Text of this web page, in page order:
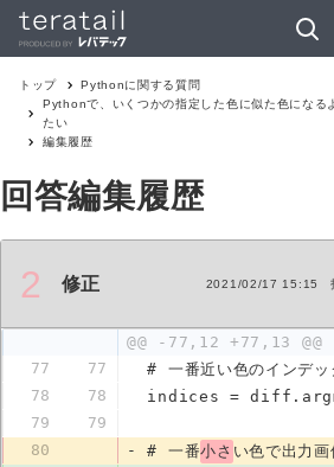
トップ Pythonに関する質問
Pythonで、いくつかの指定した色に似た色になる
たい
編集履歴
回答編集履歴
2 修正 2021/02/17 15:15
@@ -77,12 +77,13 @@
77
77
# 一番近い色のインデッ
78
78
indices =
79
79
80
- # 一番小さ い色で出力画